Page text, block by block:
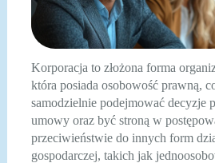
Korporacja to złożona forma
która posiada osobowość prawną,
samodzielnie podejmować decyzje
umowy oraz być stroną w
przeciwieństwie do innych form
gospodarczej, takich jak